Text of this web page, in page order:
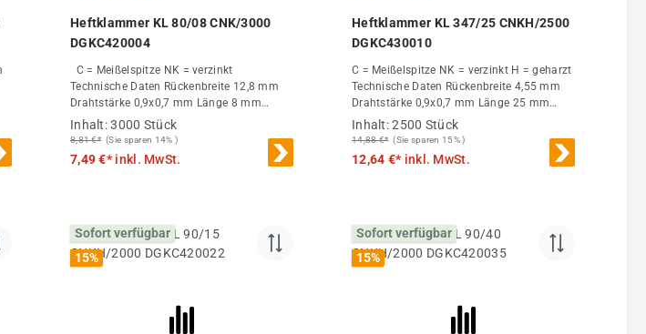
Heftklammer KL 80/08 CNK/3000
DGKC420004
Technische Daten Rückenbreite 12,8 mm
Drahtstärke 0,9x0,7 mm Länge 8 mm
Verpackungseinheit 3000 St.
Inhalt:3000 Stück
8,81 €* (Sie sparen 14% )
7,49 €*inkl. MwSt.
Heftklammer KL 347/25 CNKH/2500
DGKC430010
C = Meißelspitze NK = verzinkt H = geharzt
Technische Daten Rückenbreite 4,55 mm
Drahtstärke 0,9x0,7 mm Länge 25 mm
Verpackungseinheit 2500 St.
Großabnahme 25000 St.
Inhalt:2500 Stück
14,88 €* (Sie sparen 15% )
12,64 €* inkl. MwSt.
Sofort verfügbar
15%
Sofort verfügbar
15%